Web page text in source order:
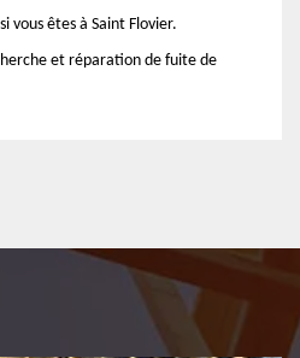
vous êtes à Saint Flovier.
et réparation de fuite de